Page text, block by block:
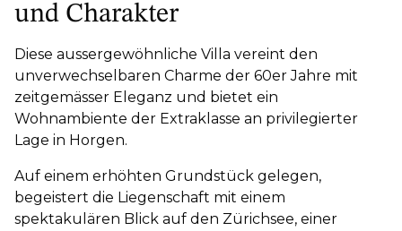
und Charakter
Diese aussergewöhnliche Villa vereint den
unverwechselbaren Charme der 60er Jahre mit
zeitgemässer Eleganz und bietet ein
Wohnambiente der Extraklasse an privilegierter
Lage in Horgen.
Auf einem erhöhten Grundstück gelegen,
begeistert die Liegenschaft mit einem
spektakulären Blick auf den Zürichsee, einer